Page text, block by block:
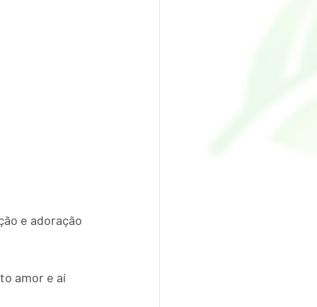
e adoração
amor e aí